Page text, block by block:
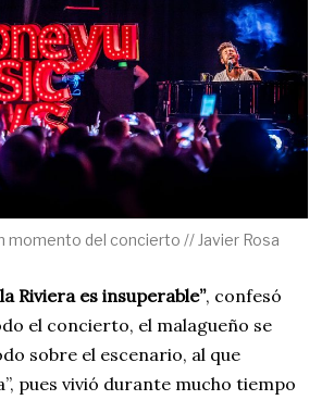
momento del concierto // Javier Rosa
Riviera es insuperable”, confesó
el concierto, el malagueño se
sobre el escenario, al que
pues vivió durante mucho tiempo